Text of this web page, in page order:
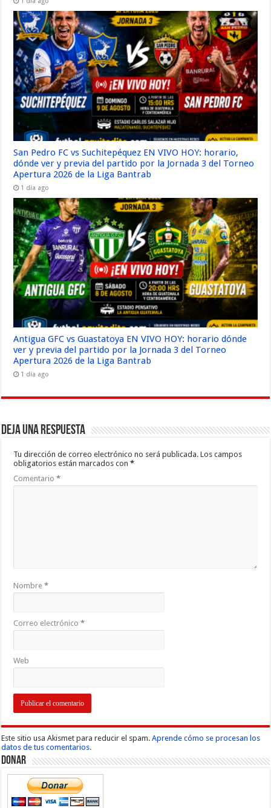
San Pedro FC vs Suchitepéquez EN VIVO HOY: horario,
dónde ver y previa del partido por la Jornada 3 del Torneo
Apertura 2026 de la Liga Bantrab
1 día ago
Antigua GFC vs Guastatoya EN VIVO HOY: horario dónde
ver y previa del partido por la Jornada 3 del Torneo
Apertura 2026 de la Liga Bantrab
1 día ago
Deja una respuesta
Tu dirección de correo electrónico no será publicada. Los campos
obligatorios están marcados con*
Comentario*
Nombre*
Correo electrónico*
Web
Este sitio usa Akismet para reducir el spam.Aprende cómo se procesan los
datos de tus comentarios.
Donar